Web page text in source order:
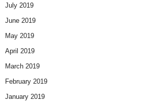
July 2019
June 2019
May 2019
April 2019
March 2019
February 2019
January 2019